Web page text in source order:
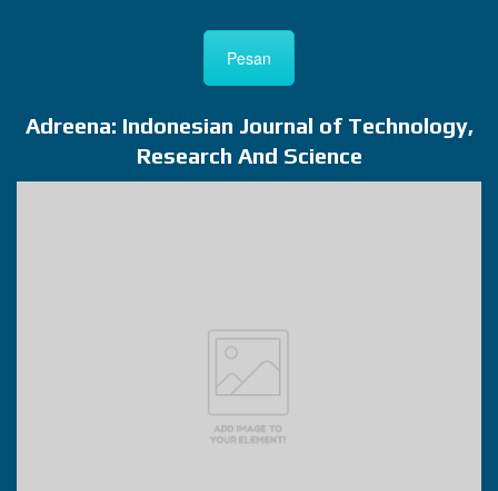
Pesan
Adreena: Indonesian Journal of Technology,
Research And Science